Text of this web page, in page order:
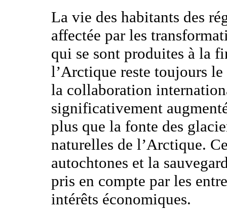
La vie des habitants des
affectée par les
qui se sont produites à la
l’Arctique reste toujours
la collaboration
significativement
plus que la fonte des
naturelles de l’Arctique.
autochtones et la
pris en compte par les
intérêts économiques.